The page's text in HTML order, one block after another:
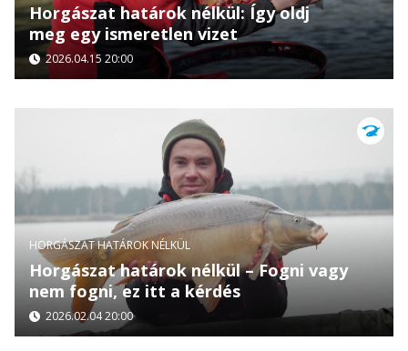
Horgászat határok nélkül: Így oldj
meg egy ismeretlen vizet
2026.04.15 20:00
HORGÁSZAT HATÁROK NÉLKÜL
Horgászat határok nélkül – Fogni vagy
nem fogni, ez itt a kérdés
2026.02.04 20:00